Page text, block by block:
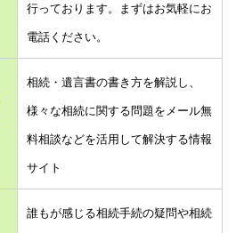
行っております。まずはお気軽にお
電話ください。
相続・遺言書の書き方を解説し、
様々な相続に関する問題をメール無
料相談などを活用して解決する情報
サイト
誰もが感じる相続手続の疑問や相続